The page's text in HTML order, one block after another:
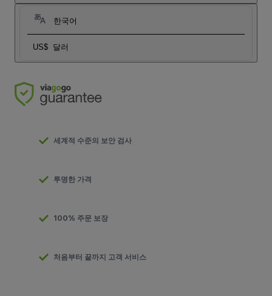
한국어
US$ 달러
세계적 수준의 보안 검사
투명한 가격
100% 주문 보장
처음부터 끝까지 고객 서비스